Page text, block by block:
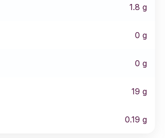
1.8 g
0 g
0 g
19 g
0.19 g